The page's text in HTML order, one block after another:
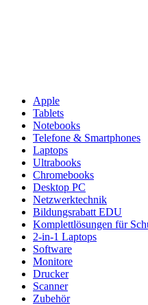
Apple
Tablets
Notebooks
Telefone & Smartphones
Laptops
Ultrabooks
Chromebooks
Desktop PC
Netzwerktechnik
Bildungsrabatt EDU
Komplettlösungen für
2-in-1 Laptops
Software
Monitore
Drucker
Scanner
Zubehör